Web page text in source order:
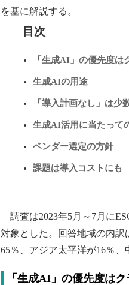
を基に解説する。
目次
「生成AI」の優先度は
生成AIの用途
「導入計画なし」は少
生成AI活用に当たって
ベンダー選定の方針
課題は導入コストにも
調査は2023年5月～7月に
対象とした。回答地域の内
65％、アジア太平洋が16％、
「生成AI」の優先度は